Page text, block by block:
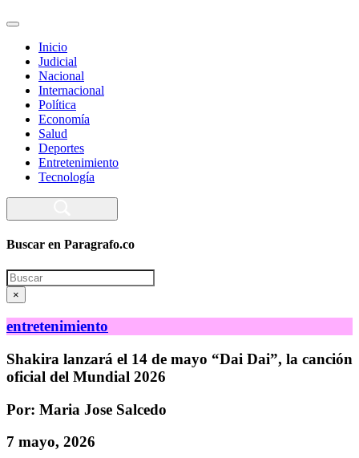
Inicio
Judicial
Nacional
Internacional
Política
Economía
Salud
Deportes
Entretenimiento
Tecnología
Buscar en Paragrafo.co
Search
×
entretenimiento
Shakira lanzará el 14 de mayo “Dai Dai”, la canción
oficial del Mundial 2026
Por: Maria Jose Salcedo
7 mayo, 2026